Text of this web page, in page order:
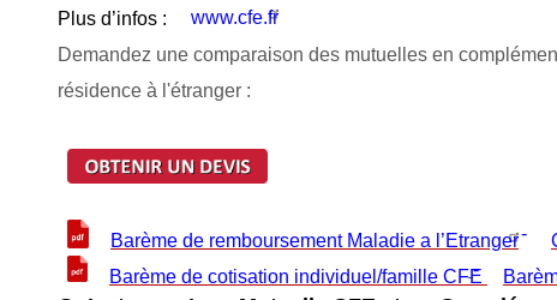
Plus d’infos :
www.cfe.fr
Demandez une comparaison des mutuelles en
résidence à l'étranger :
Barème de remboursement Maladie a l’Etranger-
Barème de cotisation individuel/famille CFE
-